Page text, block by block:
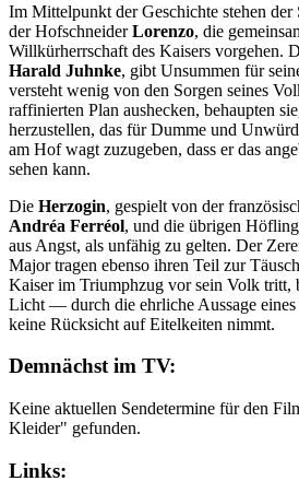
Im Mittelpunkt der Geschichte stehen der
der HofschneiderLorenzo, die
Willkürherrschaft des Kaisers vorgehen.
Harald Juhnke, gibt Unsummen für
versteht wenig von den Sorgen seines
raffinierten Plan aushecken, behaupten
herzustellen, das für Dumme und
am Hof wagt zuzugeben, dass er das
sehen kann.
Die Herzogin, gespielt von der
Andréa Ferréol, und die übrigen
aus Angst, als unfähig zu gelten. Der
Major tragen ebenso ihren Teil zur
Kaiser im Triumphzug vor sein Volk tritt,
Licht — durch die ehrliche Aussage eines
keine Rücksicht auf Eitelkeiten nimmt.
Demnächst im TV:
Keine aktuellen Sendetermine für den
Kleider" gefunden.
Links: